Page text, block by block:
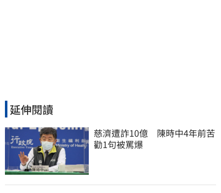
延伸閱讀
慈濟遭詐10億　陳時中4年前苦
勸1句被罵爆